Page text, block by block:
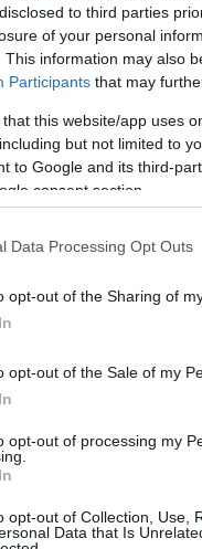
to third parties
of your personal
This information may also
Participants that may
that this website/app uses
but not limited to
to Google and its third-
consent section.
Data Processing Opt Outs
opt-out of the Sharing of
opt-out of the Sale of my
opt-out of processing my
opt-out of Collection, Use,
Data that Is
άνω των 18 ετών.
τα 1000 ευρώ -
να λάβει
το σύνολο του
επιδόματος στους
ολοκλήρωση της
στο 70% του